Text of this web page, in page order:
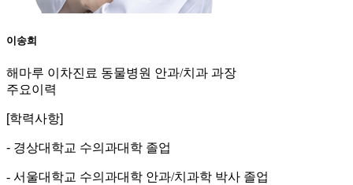
이송희
해마루 이차진료 동물병원 안과/치과 과장
주요이력
[학력사항]
- 경상대학교 수의과대학 졸업
- 서울대학교 수의과대학 안과/치과학 박사 졸업